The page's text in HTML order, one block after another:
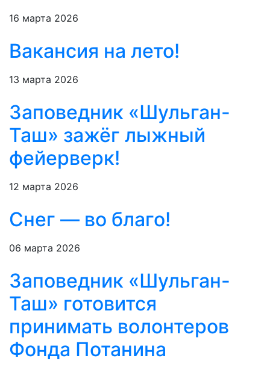
16 марта 2026
Вакансия на лето!
13 марта 2026
Заповедник «Шульган-
Таш» зажёг лыжный
фейерверк!
12 марта 2026
Снег — во благо!
06 марта 2026
Заповедник «Шульган-
Таш» готовится
принимать волонтеров
Фонда Потанина